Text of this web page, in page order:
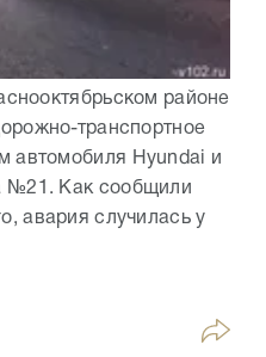
районе
транспортное
автомобиля Hyundai и
№21. Как сообщили
авария случилась у